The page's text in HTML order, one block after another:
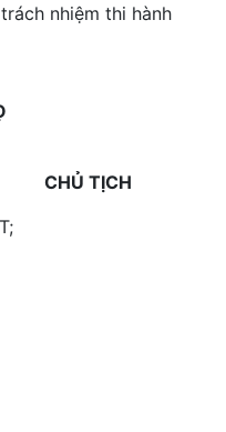
nhiệm thi hành
CHỦ TỊCH